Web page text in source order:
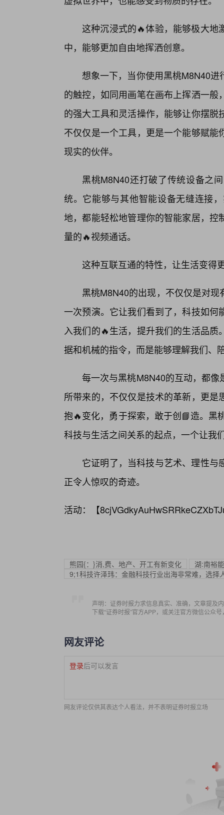
这种沉浸式的🔥体验，能够极大
中，能够更加自由地挥洒创意。
想象一下，当你使用黑桃M8N40
的触控，如同用画笔在画布上挥洒一
的强大工具和灵活操作，能够让你摆
不仅仅是一个工具，更是一个能够赋
现实的伙伴。
黑桃M8N40还打破了传统设备之
统。它能够与其他智能设备无缝连接
地，都能轻松地管理你的智能家居，
量的🔥视频通话。
这种互联互通的特性，让生活变得
黑桃M8N40的出现，不仅仅是对
一次预演。它让我们看到了，科技如
入我们的🔥生活，提升我们的生活品
据和机械的指令，而是能够理解我们、
每一次与黑桃M8N40的互动，都
所带来的，不仅仅是技术的革新，更
抱🔥变化，勇于探索，敢于创📘造。黑
科技与生活之间关系的起点，一个让我
它证明了，当科技与艺术、理性
正令人惊叹的奇迹。
活动：【
熊园{：}消,费、地产、开工有新变化
湖:南裕
9;1科技许泽玮：金融科技行业出海非常难，选择
声明：证券时报力求信息真实、准确，文章提及
下载“证券时报”官方APP，或关注官方微信公众
网友评论
登录后可以发言
网友评论仅供其表达个人看法，并不表明证券时报立场